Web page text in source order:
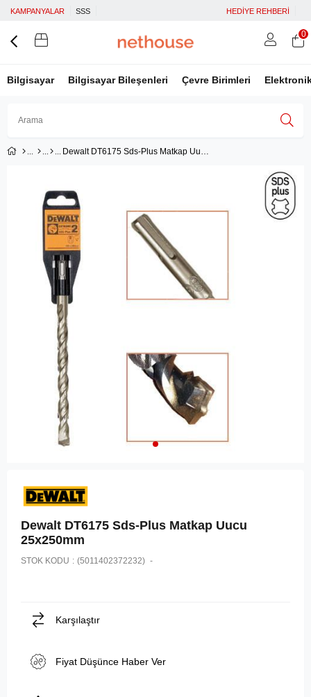
KAMPANYALAR SSS HEDİYE REHBERİ
Bilgisayar Bilgisayar Bileşenleri Çevre Birimleri
Facebook İle Bağlan
0
Dewalt DT6175 Sds-Plus Matkap Uucu 25x250mm
Dewalt DT6175 Sds-Plus Matkap Uucu
25x250mm
STOK KODU (5011402372232)
Karşılaştır
Fiyat Düşünce Haber Ver